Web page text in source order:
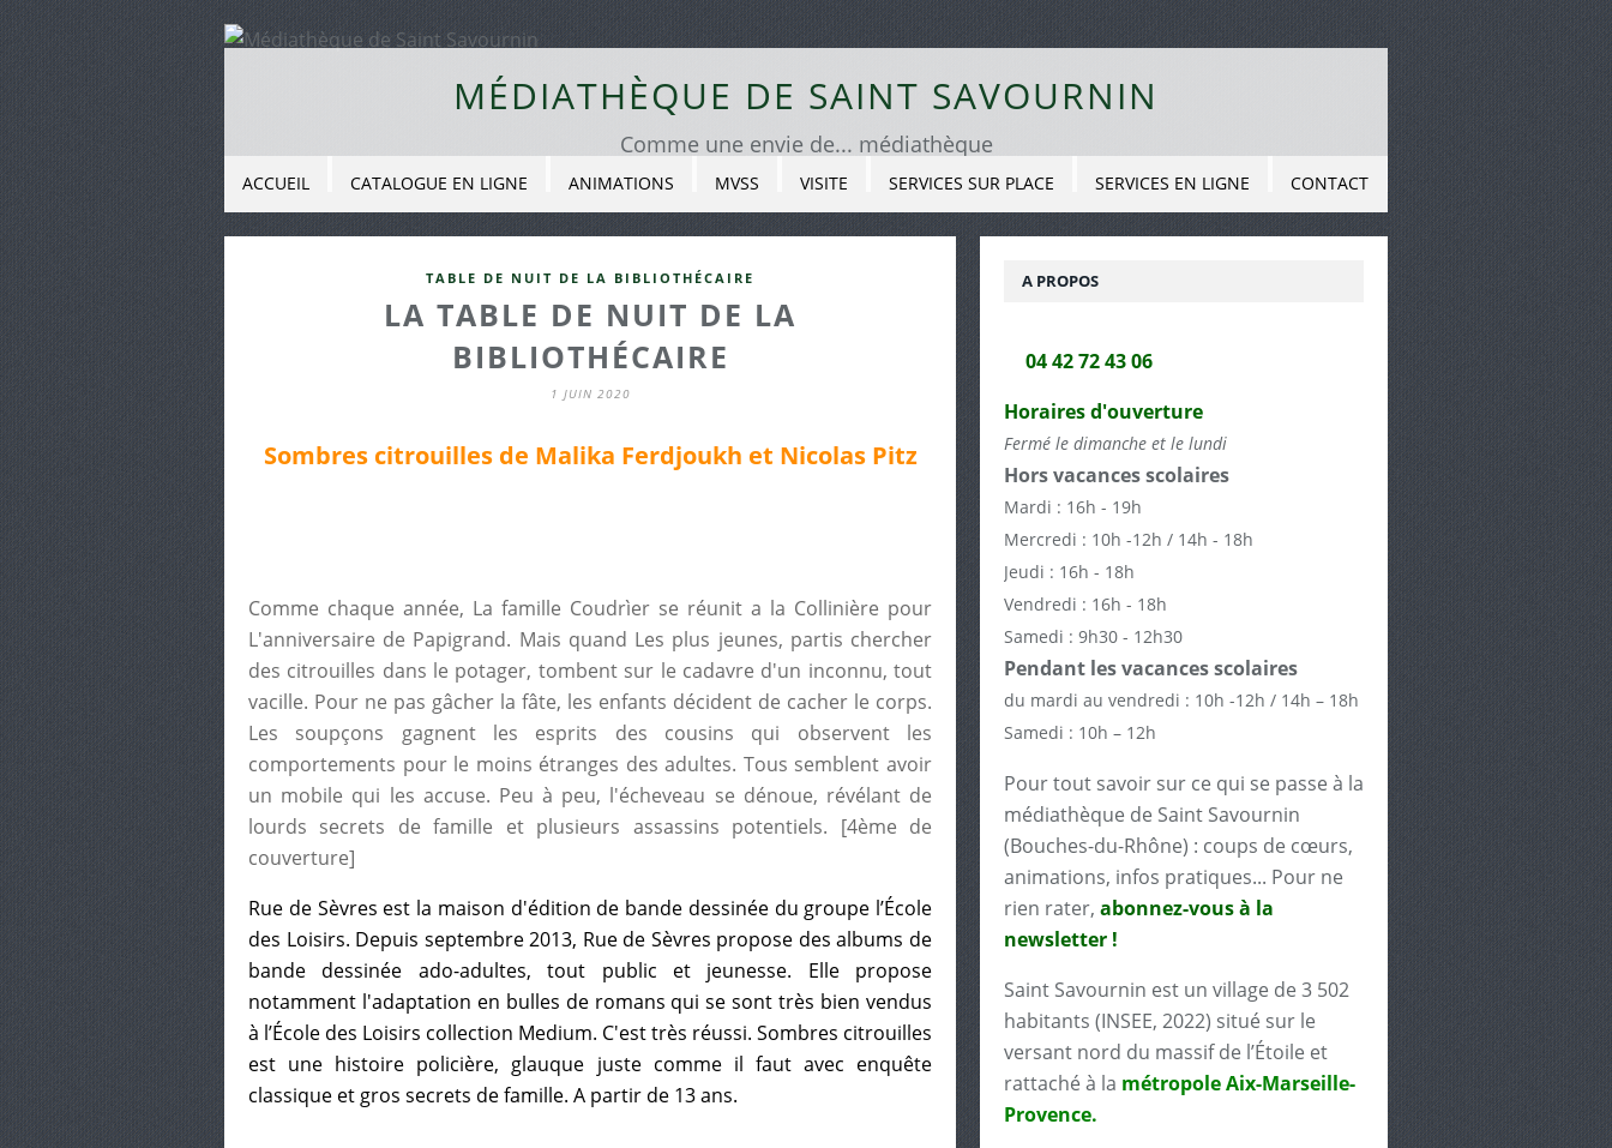
MÉDIATHÈQUE DE SAINT SAVOURNIN
Comme une envie de... médiathèque
ACCUEIL CATALOGUE EN LIGNE ANIMATIONS MVSS VISITE SERVICES SUR PLACE SERVICES EN LIGNE CONTACT
TABLE DE NUIT DE LA BIBLIOTHÉCAIRE
LA TABLE DE NUIT DE LA
BIBLIOTHÉCAIRE
1 JUIN 2020
Sombres citrouilles de Malika Ferdjoukh et Nicolas Pitz
Comme chaque année, La famille Coudrìer se réunit a la Collinière pour
L'anniversaire de Papigrand. Mais quand Les plus jeunes, partis chercher
des citrouilles dans le potager, tombent sur le cadavre d'un inconnu, tout
vacille. Pour ne pas gâcher la fâte, les enfants décident de cacher le corps.
Les soupçons gagnent les esprits des cousins qui observent les
comportements pour le moins étranges des adultes. Tous semblent avoir
un mobile qui les accuse. Peu à peu, l'écheveau se dénoue, révélant de
lourds secrets de famille et plusieurs assassins potentiels. [4ème de
couverture]
Rue de Sèvres est la maison d'édition de bande dessinée du groupe l’École
des Loisirs. Depuis septembre 2013, Rue de Sèvres propose des albums de
bande dessinée ado-adultes, tout public et jeunesse. Elle propose
notamment l'adaptation en bulles de romans qui se sont très bien vendus
à l’École des Loisirs collection Medium. C'est très réussi. Sombres citrouilles
est une histoire policière, glauque juste comme il faut avec enquête
classique et gros secrets de famille. A partir de 13 ans.
A PROPOS
04 42 72 43 06
Horaires d'ouverture
Fermé le dimanche et le lundi
Hors vacances scolaires
Mardi : 16h - 19h
Mercredi : 10h -12h / 14h - 18h
Jeudi : 16h - 18h
Vendredi : 16h - 18h
Samedi : 9h30 - 12h30
Pendant les vacances scolaires
du mardi au vendredi : 10h -12h / 14h – 18h
Samedi : 10h – 12h
Pour tout savoir sur ce qui se passe à la
médiathèque de Saint Savournin
(Bouches-du-Rhône) : coups de cœurs,
animations, infos pratiques... Pour ne
rien rater, abonnez-vous à la
newsletter !
Saint Savournin est un village de 3 502
habitants (INSEE, 2022) situé sur le
versant nord du massif de l’Étoile et
rattaché à la métropole Aix-Marseille-
Provence.